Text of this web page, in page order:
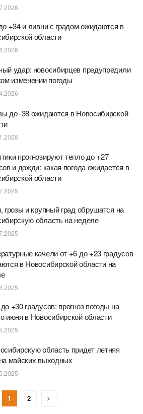
+34 и ливни с градом ожидаются в
области
удар: новосибирцев предупредили
изменении погоды
до -38 ожидаются в Новосибирской
прогнозируют тепло до +27
и дожди: какая погода ожидается в
области
грозы и крупный град обрушатся на
область на неделе
качели от +6 до +23 градусов
в Новосибирской области на
+30 градусов: прогноз погоды на
июня в Новосибирской области
область придет летняя
майских выходных
1 2